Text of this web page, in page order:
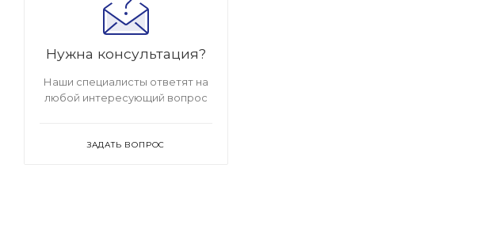
Нужна консультация?
Наши специалисты ответят на
любой интересующий вопрос
ЗАДАТЬ ВОПРОС